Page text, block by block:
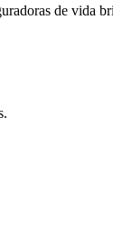
de vida